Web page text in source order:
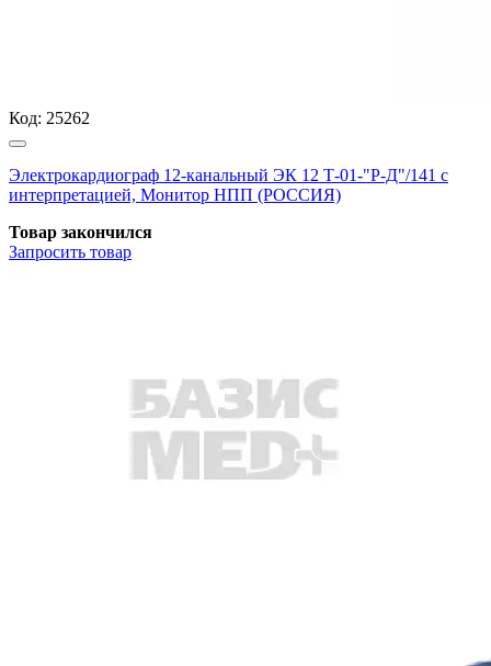
Код: 25262
Электрокардиограф 12-канальный ЭК 12 Т-01-"Р-Д"/141 с
интерпретацией, Монитор НПП (РОССИЯ)
Товар закончился
Запросить товар